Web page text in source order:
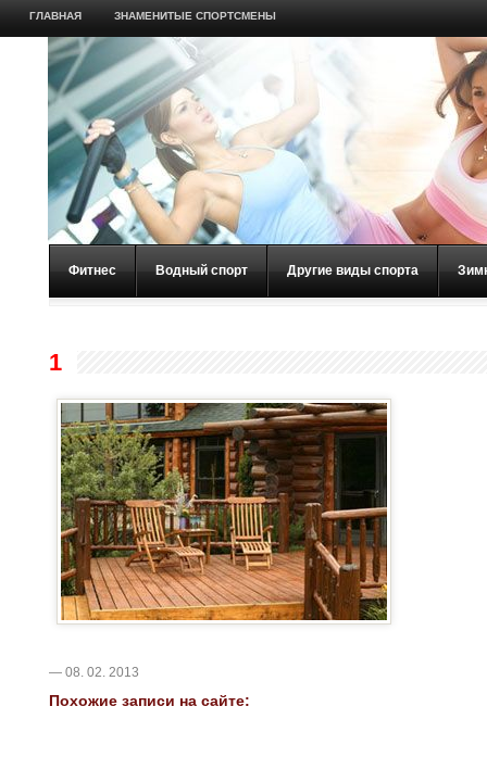
ГЛАВНАЯ ЗНАМЕНИТЫЕ СПОРТСМЕНЫ
Фитнес Водный спорт Другие виды спорта
1
— 08. 02. 2013
Похожие записи на сайте: